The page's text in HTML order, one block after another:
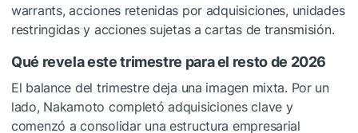
warrants, acciones retenidas por adquisiciones, unidades
restringidas y acciones sujetas a cartas de transmisión.
Qué revela este trimestre para el resto de 2026
El balance del trimestre deja una imagen mixta. Por un
lado, Nakamoto completó adquisiciones clave y
comenzó a consolidar una estructura empresarial